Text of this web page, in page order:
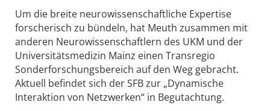
Um die breite neurowissenschaftliche Expertise
forscherisch zu bündeln, hat Meuth zusammen mit
anderen Neurowissenschaftlern des UKM und der
Universitätsmedizin Mainz einen Transregio
Sonderforschungsbereich auf den Weg gebracht.
Aktuell befindet sich der SFB zur „Dynamische
Interaktion von Netzwerken“ in Begutachtung.